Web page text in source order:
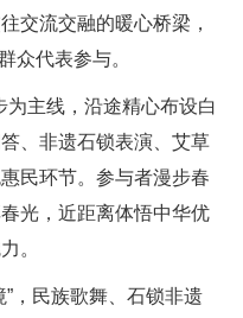
交流交融的暖心桥梁，
众代表参与。
主线，沿途精心布设白
、非遗石锁表演、艾草
民环节。参与者漫步春
光，近距离体悟中华优
。
民族歌舞、石锁非遗